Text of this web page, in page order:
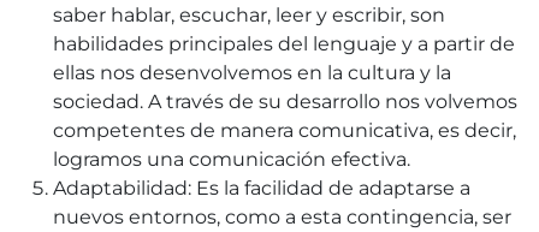
saber hablar, escuchar, leer y escribir, son
habilidades principales del lenguaje y a partir de
ellas nos desenvolvemos en la cultura y la
sociedad. A través de su desarrollo nos volvemos
competentes de manera comunicativa, es decir,
logramos una comunicación efectiva.
Adaptabilidad: Es la facilidad de adaptarse a
nuevos entornos, como a esta contingencia, ser